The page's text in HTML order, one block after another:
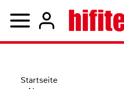
Startseite